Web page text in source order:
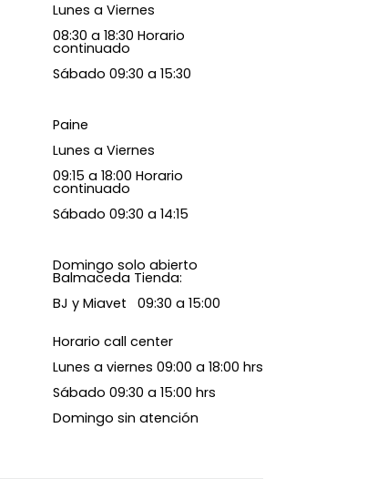
Lunes a Viernes
08:30 a 18:30 Horario
continuado
Sábado 09:30 a 15:30
Paine
Lunes a Viernes
09:15 a 18:00 Horario
continuado
Sábado 09:30 a 14:15
Domingo solo abierto
Balmaceda Tienda:
BJ y Miavet 09:30 a 15:00
Horario call center
Lunes a viernes 09:00 a 18:00 hrs
Sábado 09:30 a 15:00 hrs
Domingo sin atención